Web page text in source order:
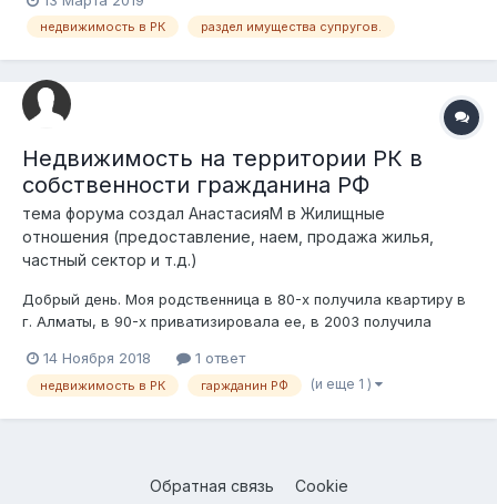
родителей уже.Затем муж ушёл и не просто оставил долги а
выписался и решил уехать в РФ,даже справку получал на
недвижимость в РК раздел имущества супругов.
Недвижимость на территории РК в
собственности гражданина РФ
тема форума создал АнастасияМ в Жилищные
отношения (предоставление, наем, продажа жилья,
частный сектор и т.д.)
Добрый день. Моя родственница в 80-х получила квартиру в
г. Алматы, в 90-х приватизировала ее, в 2003 получила
данными по РНН и ИНН! С 2011 года постоянно проживает на
территории РФ. Из правоустанавливающих документов на
14 Ноября 2018 1 ответ
недвижимость в РК гаржданин РФ (и еще 1 )
Обратная связь Cookie